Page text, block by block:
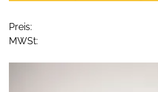
Preis:
MWSt: